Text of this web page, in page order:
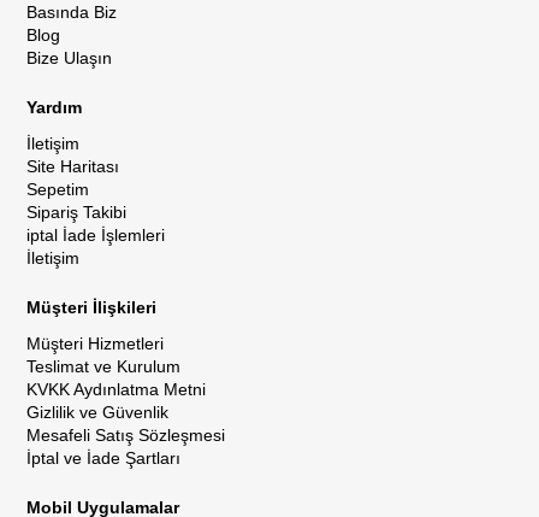
Basında Biz
Blog
Bize Ulaşın
Yardım
İletişim
Site Haritası
Sepetim
Sipariş Takibi
iptal İade İşlemleri
İletişim
Müşteri İlişkileri
Müşteri Hizmetleri
Teslimat ve Kurulum
KVKK Aydınlatma Metni
Gizlilik ve Güvenlik
Mesafeli Satış Sözleşmesi
İptal ve İade Şartları
Mobil Uygulamalar